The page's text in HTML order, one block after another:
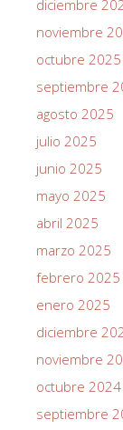
diciembre
noviembre
octubre 2025
septiembre
agosto 2025
julio 2025
junio 2025
mayo 2025
abril 2025
marzo 2025
febrero 2025
enero 2025
diciembre
noviembre
octubre 2024
septiembre